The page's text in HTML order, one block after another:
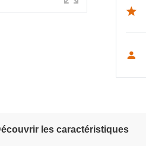
les caractéristiques